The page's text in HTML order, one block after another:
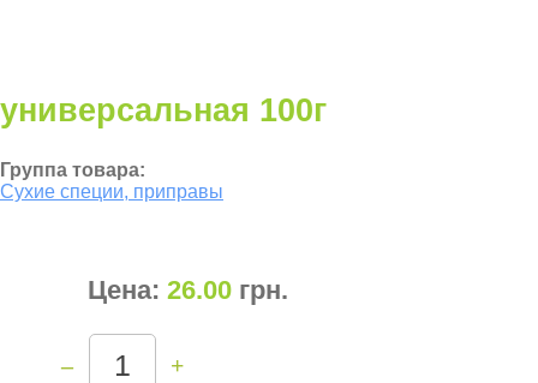
универсальная 100г
Группа товара:
Сухие специи, приправы
Цена: 26.00 грн.
– +